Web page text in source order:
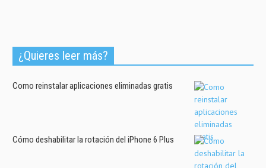
¿Quieres leer más?
Como reinstalar aplicaciones eliminadas gratis
Cómo deshabilitar la rotación del iPhone 6 Plus